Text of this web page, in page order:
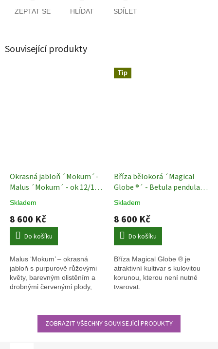
ZEPTAT SE HLÍDAT SDÍLET
Související produkty
Okrasná jabloň ´Mokum´-
Malus ´Mokum´ - ok 12/14
cm Exkluziv
jabloně
Skladem
8 600 Kč
Do košíku
Malus ‘Mokum’ – okrasná
jabloň s purpurově růžovými
květy, barevným olistěním a
drobnými červenými plody,
Tip
Bříza bělokorá ´Magical
Globe ®´ - Betula pendula -
ok 16/18
Skladem
8 600 Kč
Do košíku
Bříza Magical Globe ® je
atraktivní kultivar s kulovitou
korunou, kterou není nutné
tvarovat.
ZOBRAZIT VŠECHNY SOUVISEJÍCÍ PRODUKTY